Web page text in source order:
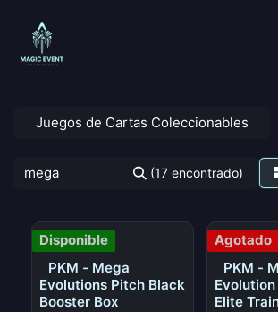
Juegos de Cartas Coleccionables
(17 encontrado)
Disponible
PKM - Mega
Evolutions Pitch Black
Booster Box
Agotado
PKM -
Elite